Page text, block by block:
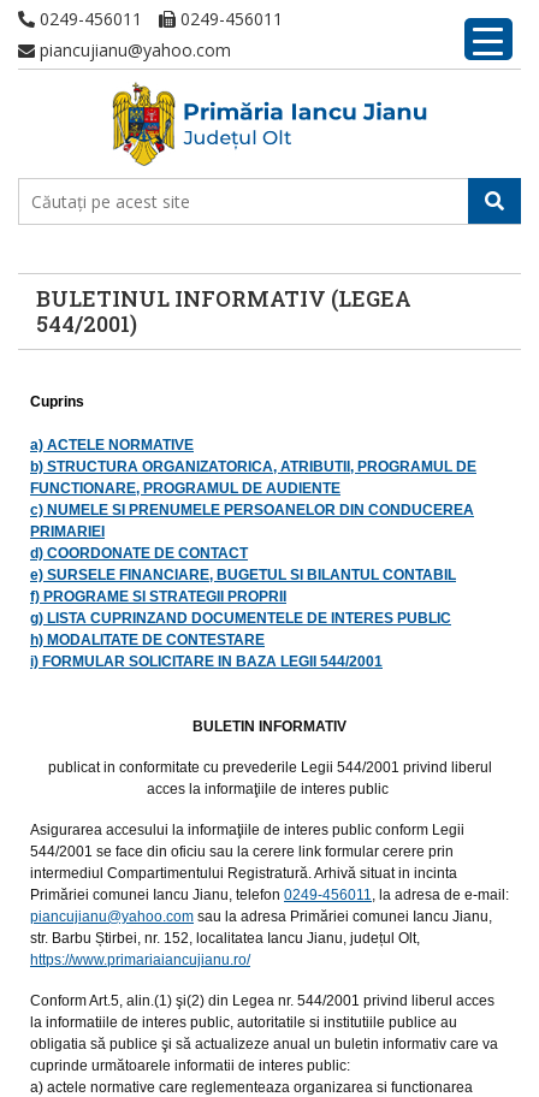
0249-456011
0249-456011
piancujianu@yahoo.com
BULETINUL INFORMATIV (LEGEA
544/2001)
Cuprins
a) ACTELE NORMATIVE
b) STRUCTURA ORGANIZATORICA, ATRIBUTII, PROGRAMUL DE
FUNCTIONARE, PROGRAMUL DE AUDIENTE
c) NUMELE SI PRENUMELE PERSOANELOR DIN CONDUCEREA
PRIMARIEI
d) COORDONATE DE CONTACT
e) SURSELE FINANCIARE, BUGETUL SI BILANTUL CONTABIL
f) PROGRAME SI STRATEGII PROPRII
g) LISTA CUPRINZAND DOCUMENTELE DE INTERES PUBLIC
h) MODALITATE DE CONTESTARE
i) FORMULAR SOLICITARE IN BAZA LEGII 544/2001
BULETIN INFORMATIV
publicat in conformitate cu prevederile Legii 544/2001 privind liberul
acces la informaţiile de interes public
Asigurarea accesului la informaţiile de interes public conform Legii
544/2001 se face din oficiu sau la cerere link formular cerere prin
intermediul Compartimentului Registratură. Arhivă situat in incinta
Primăriei comunei Iancu Jianu, telefon 0249-456011, la adresa de e-mail:
piancujianu@yahoo.com sau la adresa Primăriei comunei Iancu Jianu,
str. Barbu Știrbei, nr. 152, localitatea Iancu Jianu, județul Olt,
https://www.primariaiancujianu.ro/
Conform Art.5, alin.(1) şi(2) din Legea nr. 544/2001 privind liberul acces
la informatiile de interes public, autoritatile si institutiile publice au
obligatia să publice şi să actualizeze anual un buletin informativ care va
cuprinde următoarele informatii de interes public:
a) actele normative care reglementeaza organizarea si functionarea